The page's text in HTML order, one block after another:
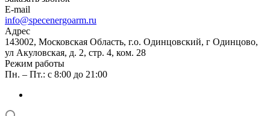
E-mail
info@specenergoarm.ru
Адрес
143002, Московская Область, г.о. Одинцовский, г Одинцово,
ул Акуловская, д. 2, стр. 4, ком. 28
Режим работы
Пн. – Пт.: с 8:00 до 21:00